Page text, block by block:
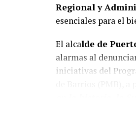
Regional y
esenciales para el
El alcalde de
alarmas al
iniciativas del
en la historia, la
afirmó el edil de la